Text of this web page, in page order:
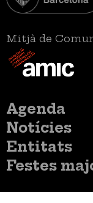
Mitjà de
Menú
principal
Agenda
Notícies
Entitats
Festes